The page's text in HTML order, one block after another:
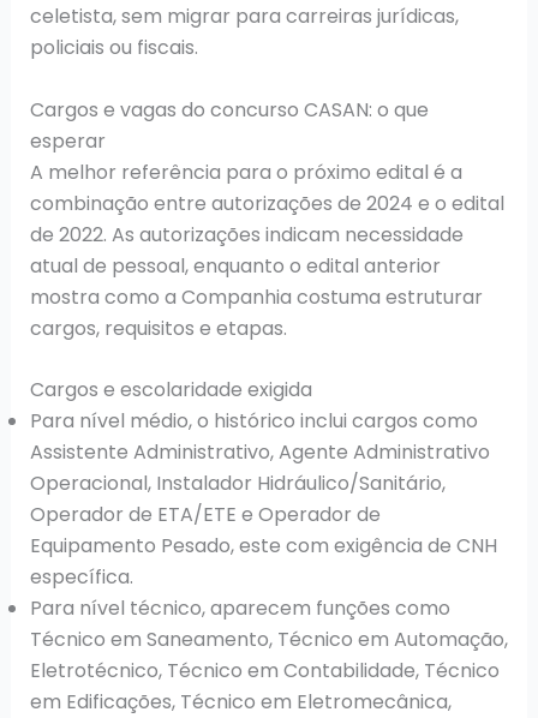
celetista, sem migrar para carreiras jurídicas,
policiais ou fiscais.
Cargos e vagas do concurso CASAN: o que
esperar
A melhor referência para o próximo edital é a
combinação entre autorizações de 2024 e o edital
de 2022. As autorizações indicam necessidade
atual de pessoal, enquanto o edital anterior
mostra como a Companhia costuma estruturar
cargos, requisitos e etapas.
Cargos e escolaridade exigida
Para nível médio, o histórico inclui cargos como
Assistente Administrativo, Agente Administrativo
Operacional, Instalador Hidráulico/Sanitário,
Operador de ETA/ETE e Operador de
Equipamento Pesado, este com exigência de CNH
específica.
Para nível técnico, aparecem funções como
Técnico em Saneamento, Técnico em Automação,
Eletrotécnico, Técnico em Contabilidade, Técnico
em Edificações, Técnico em Eletromecânica,